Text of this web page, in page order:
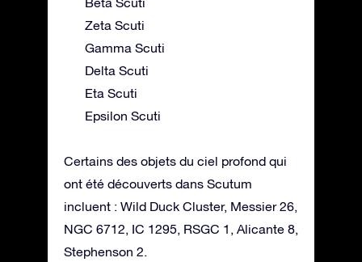
Zeta Scuti
Gamma Scuti
Delta Scuti
Eta Scuti
Epsilon Scuti
Certains des objets du ciel profond qui
ont été découverts dans Scutum
incluent : Wild Duck Cluster, Messier 26,
NGC 6712, IC 1295, RSGC 1, Alicante 8,
Stephenson 2.